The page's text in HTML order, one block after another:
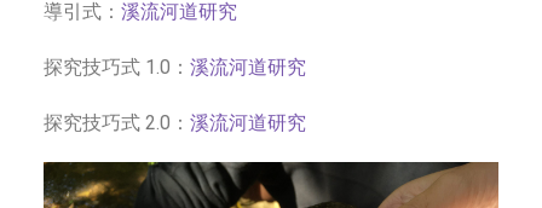
導引式： 溪流河道研究
探究技巧式 1.0： 溪流河道研究
探究技巧式 2.0： 溪流河道研究